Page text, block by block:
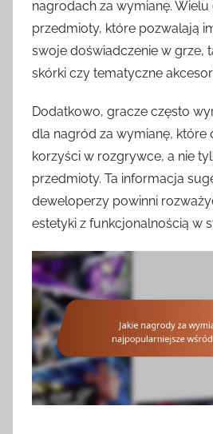
nagrodach za wymianę.
przedmioty, które pozwalają
swoje doświadczenie w grze,
skórki czy tematyczne
Dodatkowo, gracze często
dla nagród za wymianę, które
korzyści w rozgrywce, a nie
przedmioty. Ta informacja
deweloperzy powinni
estetyki z funkcjonalnością w